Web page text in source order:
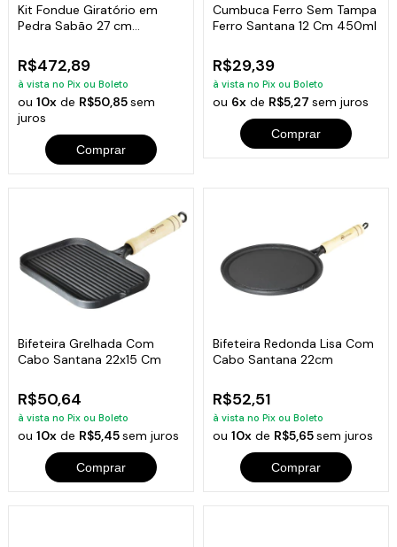
Kit Fondue Giratório em
Pedra Sabão 27 cm
R$472,89
à vista no Pix ou Boleto
ou10x de R$50,85sem
juros
Comprar
Cumbuca Ferro Sem Tampa
Ferro Santana 12 Cm 450ml
R$29,39
à vista no Pix ou Boleto
ou 6xde R$5,27 sem juros
Comprar
Bifeteira Grelhada Com
Cabo Santana 22x15 Cm
R$50,64
à vista no Pix ou Boleto
ou10x de R$5,45sem juros
Comprar
Bifeteira Redonda Lisa Com
Cabo Santana 22cm
R$52,51
à vista no Pix ou Boleto
ou 10xde R$5,65sem juros
Comprar